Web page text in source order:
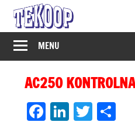
Skip
content
MENU
AC250
Facebook
LinkedIn